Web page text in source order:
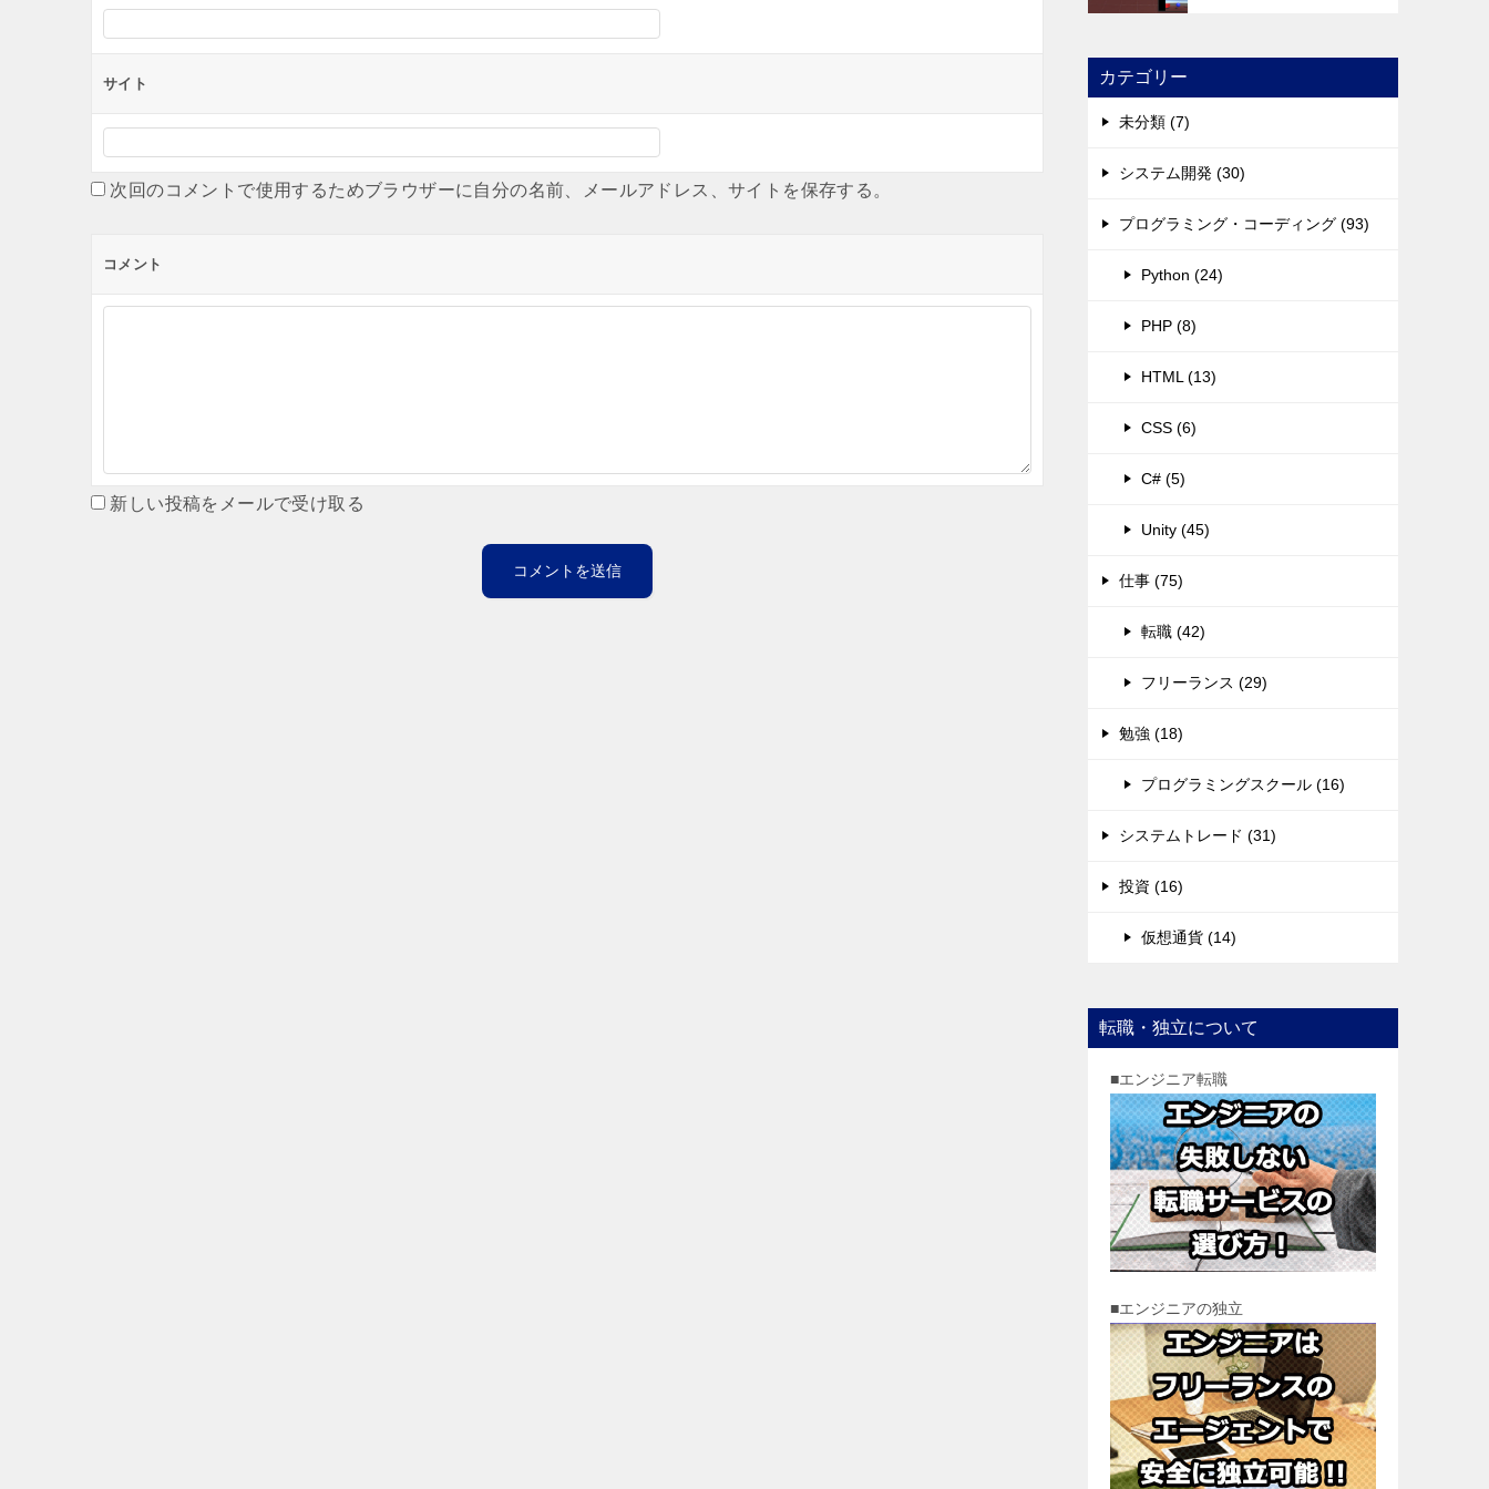
サイト
次回のコメントで使用するためブラウザーに自分の名前、メールアドレス、サイトを保存する。
コメント
新しい投稿をメールで受け取る
カテゴリー
未分類 (7)
システム開発 (30)
プログラミング・コーディング (93)
Python (24)
PHP (8)
HTML (13)
CSS (6)
C# (5)
Unity (45)
仕事 (75)
転職 (42)
フリーランス (29)
勉強 (18)
プログラミングスクール (16)
システムトレード (31)
投資 (16)
仮想通貨 (14)
転職・独立について
■エンジニア転職
■エンジニアの独立